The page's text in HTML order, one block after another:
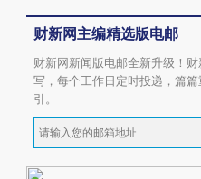
财新网主编精选版电邮
财新网新闻版电邮全新升级！
写，每个工作日定时投递，篇
引。